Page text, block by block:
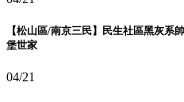
【松山區/南京三民】民生社區黑灰系
堡世家
04/21